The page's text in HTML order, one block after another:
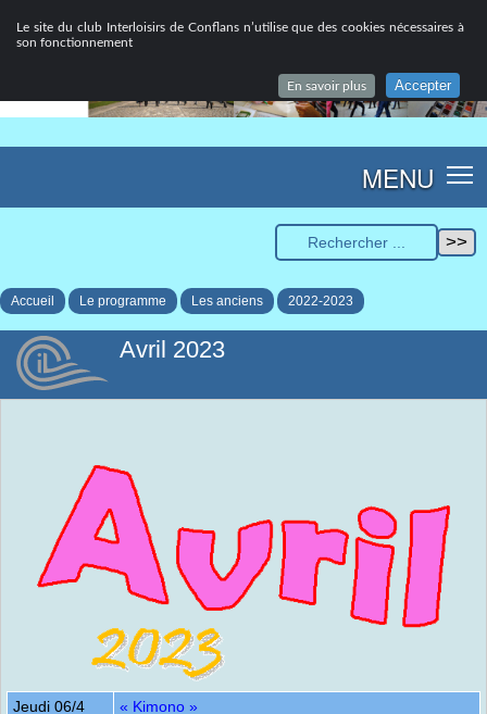
Le site du club Interloisirs de Conflans n’utilise que des cookies nécessaires à
son fonctionnement
En savoir plus Accepter
MENU
Accueil Le programme Les anciens 2022-2023
Avril 2023
Jeudi 06/4
« Kimono »